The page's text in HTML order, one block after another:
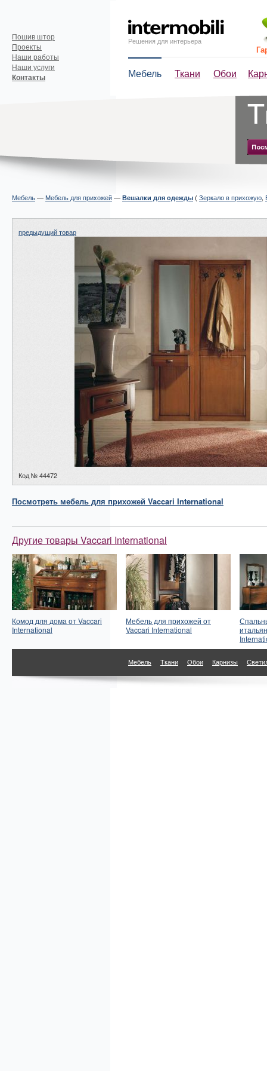
Решения для интерьера
Мебель Ткани Обои
Пошив штор
Проекты
Наши работы
Наши услуги
Контакты
Мебель— Мебель для прихожей— Вешалки для одежды ( Зеркало в прихожую,
предыдущий товар
Код № 44472
Посмотреть мебель для прихожей Vaccari International
Другие товары Vaccari International
Комод для дома от Vaccari
International
Мебель для прихожей от
Vaccari International
Мебель Ткани Обои Карнизы